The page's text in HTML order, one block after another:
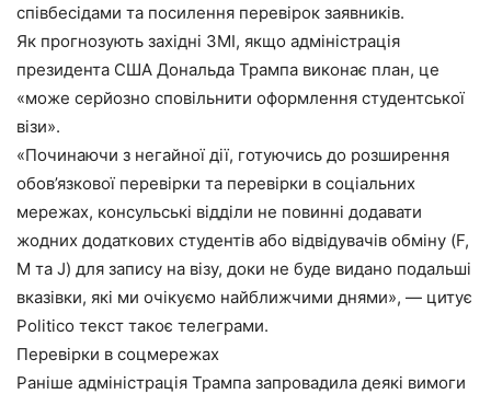
співбесідами та посилення перевірок заявників.
Як прогнозують західні ЗМІ, якщо адміністрація
президента США Дональда Трампа виконає план, це
«може серйозно сповільнити оформлення студентської
візи».
«Починаючи з негайної дії, готуючись до розширення
обов’язкової перевірки та перевірки в соціальних
мережах, консульські відділи не повинні додавати
жодних додаткових студентів або відвідувачів обміну (F,
M та J) для запису на візу, доки не буде видано подальші
вказівки, які ми очікуємо найближчими днями», — цитує
Politico текст такоє телеграми.
Перевірки в соцмережах
Раніше адміністрація Трампа запровадила деякі вимоги